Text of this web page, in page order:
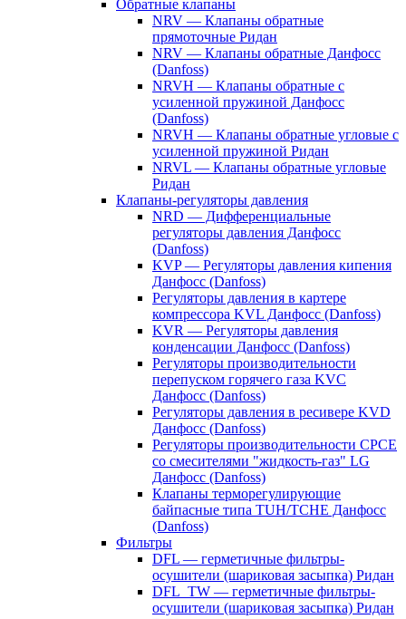
Обратные клапаны
NRV — Клапаны обратные
прямоточные Ридан
NRV — Клапаны обратные Данфосс
(Danfoss)
NRVH — Клапаны обратные с
усиленной пружиной Данфосс
(Danfoss)
NRVH — Клапаны обратные угловые с
усиленной пружиной Ридан
NRVL — Клапаны обратные угловые
Ридан
Клапаны-регуляторы давления
NRD — Дифференциальные
регуляторы давления Данфосс
(Danfoss)
KVP — Регуляторы давления кипения
Данфосс (Danfoss)
Регуляторы давления в картере
компрессора KVL Данфосс (Danfoss)
KVR — Регуляторы давления
конденсации Данфосс (Danfoss)
Регуляторы производительности
перепуском горячего газа KVC
Данфосс (Danfoss)
Регуляторы давления в ресивере KVD
Данфосс (Danfoss)
Регуляторы производительности CPCE
со смесителями "жидкость-газ" LG
Данфосс (Danfoss)
Клапаны терморегулирующие
байпасные типа TUH/TCHE Данфосс
(Danfoss)
Фильтры
DFL — герметичные фильтры-
осушители (шариковая засыпка) Ридан
DFL_TW — герметичные фильтры-
осушители (шариковая засыпка) Ридан